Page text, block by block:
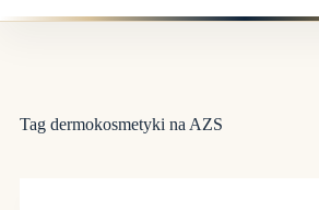
Tag dermokosmetyki na AZS